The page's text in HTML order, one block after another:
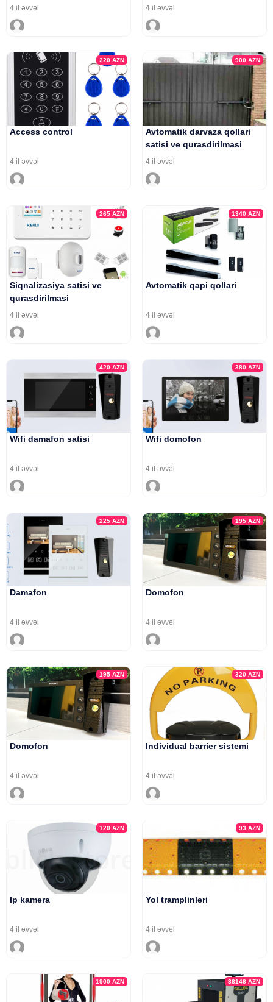
4 il əvvəl 4 il əvvəl
220AZN
Access control
4 il əvvəl
900 AZN
Avtomatik darvaza qollari
satisi ve qurasdirilmasi
4 il əvvəl
265AZN
Siqnalizasiya satisi ve
qurasdirilmasi
4 il əvvəl
1340 AZN
Avtomatik qapi qollari
4 il əvvəl
420AZN
Wifi damafon satisi
4 il əvvəl
380 AZN
Wifi domofon
4 il əvvəl
225AZN
Damafon
4 il əvvəl
195 AZN
Domofon
4 il əvvəl
195AZN
Domofon
4 il əvvəl
320 AZN
Individual barrier sistemi
4 il əvvəl
120AZN
Ip kamera
4 il əvvəl
93 AZN
Yol tramplinleri
4 il əvvəl
1900AZN 38148 AZN